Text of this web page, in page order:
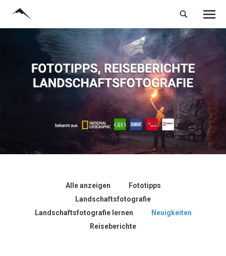
Alle anzeigen
Fototipps
Landschaftsfotografie
Landschaftsfotografie lernen
Neuigkeiten
Reiseberichte